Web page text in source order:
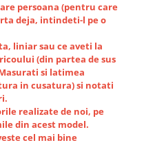
persoana (pentru care
deja, intindeti-l pe o
liniar sau ce aveti la
(din partea de sus
si latimea
in cusatura) si notati
realizate de noi, pe
din acest model.
cel mai bine